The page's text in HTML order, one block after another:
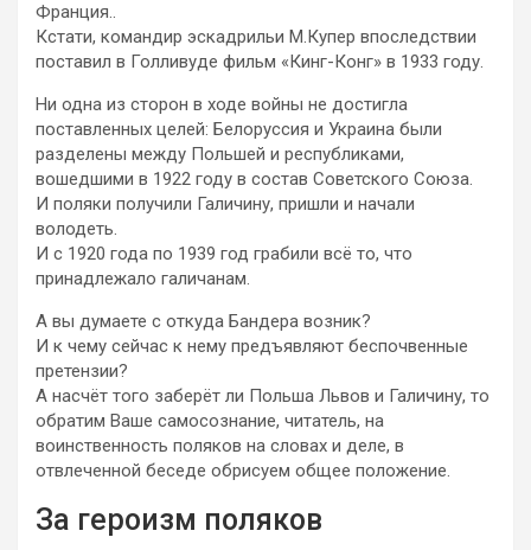
Франция..
Кстати, командир эскадрильи М.Купер впоследствии
поставил в Голливуде фильм «Кинг-Конг» в 1933 году.
Ни одна из сторон в ходе войны не достигла
поставленных целей: Белоруссия и Украина были
разделены между Польшей и республиками,
вошедшими в 1922 году в состав Советского Союза.
И поляки получили Галичину, пришли и начали
володеть.
И с 1920 года по 1939 год грабили всё то, что
принадлежало галичанам.
А вы думаете с откуда Бандера возник?
И к чему сейчас к нему предъявляют беспочвенные
претензии?
А насчёт того заберёт ли Польша Львов и Галичину, то
обратим Ваше самосознание, читатель, на
воинственность поляков на словах и деле, в
отвлеченной беседе обрисуем общее положение.
За героизм поляков